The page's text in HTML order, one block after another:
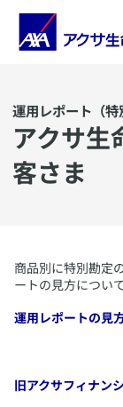
運用レポート（特
アクサ生
客さま
商品別に特別勘定
ートの見方につい
運用レポートの
旧アクサフィナン